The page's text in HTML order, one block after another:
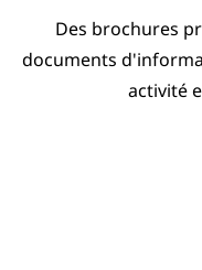
Des brochures
documents
activité